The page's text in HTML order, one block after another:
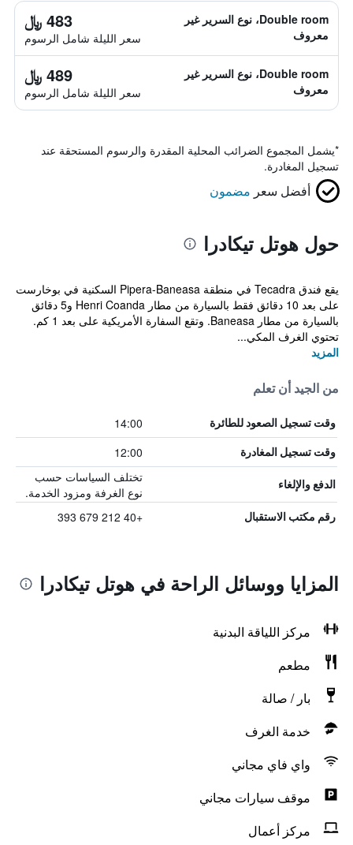
Double room، نوع السرير غير
معروف
483 ﷼
سعر الليلة شامل الرسوم
Double room، نوع السرير غير
معروف
489 ﷼
سعر الليلة شامل الرسوم
*يشمل المجموع الضرائب المحلية المقدرة والرسوم المستحقة عند
تسجيل المغادرة.
أفضل سعر مضمون
حول هوتل تيكادرا
يقع فندق Tecadra في منطقة Pipera-Baneasa السكنية في بوخارست
على بعد 10 دقائق فقط بالسيارة من مطار Henri Coanda و5 دقائق
بالسيارة من مطار Baneasa. وتقع السفارة الأمريكية على بعد 1 كم.
تحتوي الغرف المكي...
المزيد
من الجيد أن تعلم
وقت تسجيل الصعود للطائرة 14:00
وقت تسجيل المغادرة 12:00
الدفع والإلغاء
تختلف السياسات حسب
نوع الغرفة ومزود الخدمة.
رقم مكتب الاستقبال +40 212 679 393
المزايا ووسائل الراحة في هوتل تيكادرا
مركز اللياقة البدنية
مطعم
بار / صالة
خدمة الغرف
واي فاي مجاني
موقف سيارات مجاني
مركز أعمال